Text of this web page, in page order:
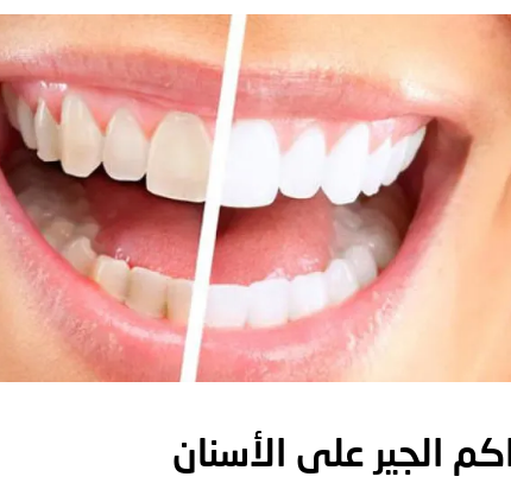
الجير على الأسنان